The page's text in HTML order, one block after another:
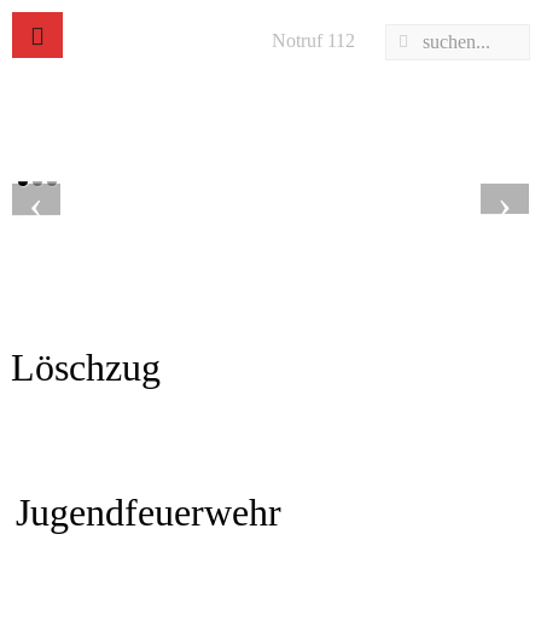
Notruf 112
›
‹
Löschzug
Jugendfeuerwehr